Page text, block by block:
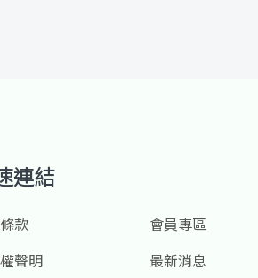
連結
款
聲明
會員專區
最新消息